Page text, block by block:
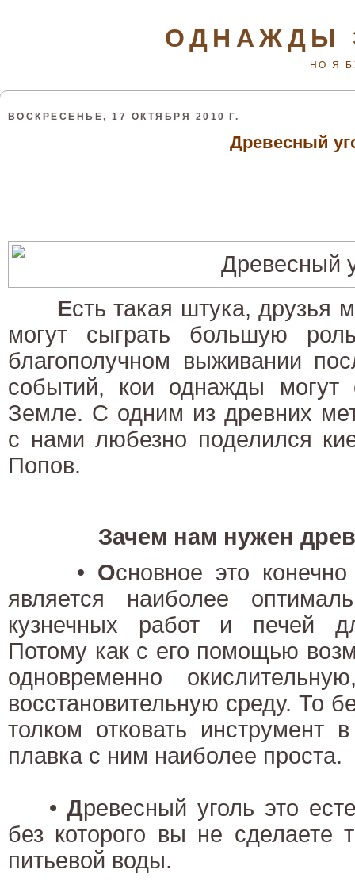
ОДНАЖДЫ
НО Я
ВОСКРЕСЕНЬЕ, 17 ОКТЯБРЯ 2010 Г.
Древесный
Есть такая штука, друзья
могут сыграть большую
благополучном выживании
событий, кои однажды могут
Земле. С одним из древних
с нами любезно поделился
Попов.
Зачем нам нужен
• Основное это
является наиболее
кузнечных работ и печей
Потому как с его помощью
одновременно
восстановительную среду. То
толком отковать инструмент
плавка с ним наиболее проста.
•Древесный уголь это
без которого вы не сделаете
питьевой воды.